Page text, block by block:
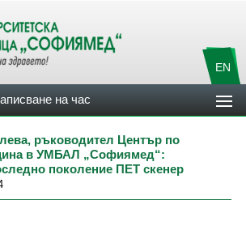
EN
на час
ръководител Център по
в УМБАЛ „Софиямед“:
поколение ПЕТ скенер